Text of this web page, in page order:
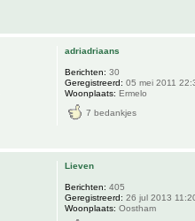
adriadriaans
Berichten: 30
Geregistreerd: 05 mei 2011
Woonplaats: Ermelo
7 bedankjes
Lieven
Berichten: 405
Geregistreerd: 26 jul 2013
Woonplaats: Oostham